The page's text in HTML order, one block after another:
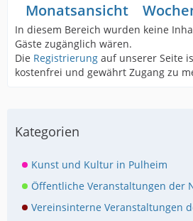
Monatsansicht
In diesem Bereich wurden keine
Gäste zugänglich wären.
Die Registrierung auf unserer Seite
kostenfrei und gewährt Zugang zu
Kategorien
Kunst und Kultur in Pulheim
Öffentliche Veranstaltungen der
Vereinsinterne Veranstaltungen